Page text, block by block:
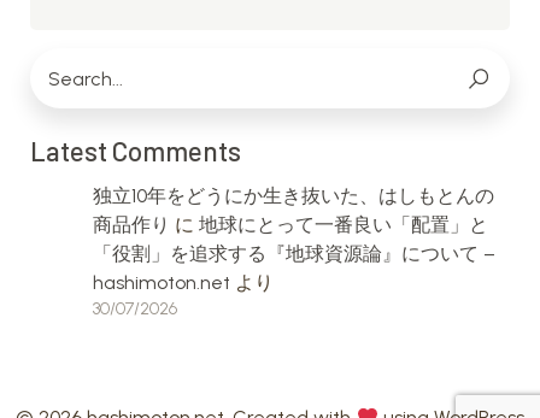
Latest Comments
独立10年をどうにか生き抜いた、はしもとんの
商品作り に 地球にとって一番良い「配置」と
「役割」を追求する『地球資源論』について –
hashimoton.net より
30/07/2026